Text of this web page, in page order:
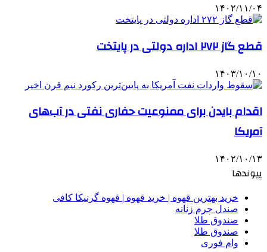
۱۴۰۲/۱۱/۰۴
قطع گاز ۲۷۲ اداره دولتی در پایتخت
۱۴۰۳/۱۰/۱۰
اقدام بایدن برای ممنوعیت حفاری نفتی در آب‌های
آمریکا
۱۴۰۲/۱۰/۱۳
پیوندها
خرید بهترین قهوه | خرید قهوه | قهوه گرنیکا کافی
صندل چرم زنانه
صندوق طلا
صندوق طلا
وام فوری